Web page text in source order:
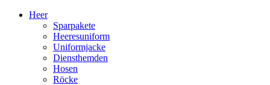
Heer
Sparpakete
Heeresuniform
Uniformjacke
Diensthemden
Hosen
Röcke